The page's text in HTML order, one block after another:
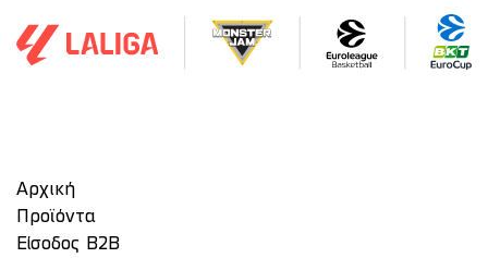
Αρχική
Προϊόντα
Είσοδος Β2Β